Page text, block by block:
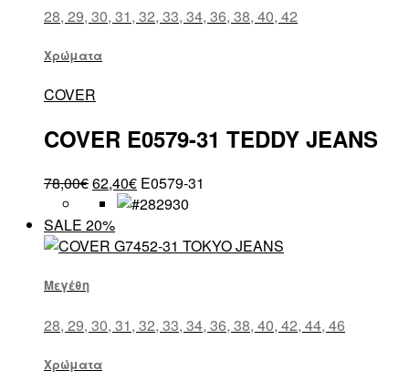
28, 29, 30, 31, 32, 33, 34, 36, 38, 40, 42
Χρώματα
COVER
COVER E0579-31 TEDDY JEANS
78,00€62,40€ E0579-31
SALE 20%
Μεγέθη
28, 29, 30, 31, 32, 33, 34, 36, 38, 40, 42, 44, 46
Χρώματα